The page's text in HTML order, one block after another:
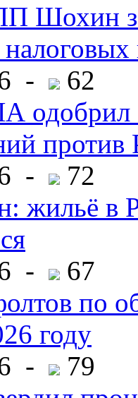
Шохин
-
62
одобрил
-
72
жильё в
-
67
по
году
-
79